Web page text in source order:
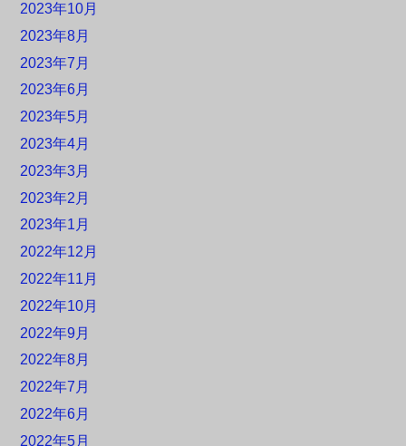
2023年10月
2023年8月
2023年7月
2023年6月
2023年5月
2023年4月
2023年3月
2023年2月
2023年1月
2022年12月
2022年11月
2022年10月
2022年9月
2022年8月
2022年7月
2022年6月
2022年5月